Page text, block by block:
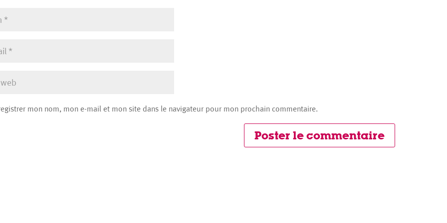
mon nom, mon e-mail et mon site dans le navigateur pour mon prochain commentaire.